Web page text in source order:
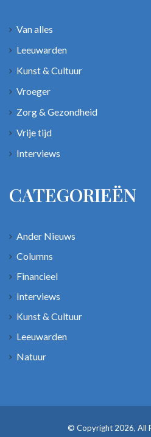
Van alles
Leeuwarden
Kunst & Cultuur
Vroeger
Zorg & Gezondheid
Vrije tijd
Interviews
CATEGORIEËN
Ander Nieuws
Columns
Financieel
Interviews
Kunst & Cultuur
Leeuwarden
Natuur
© Copyright 2026, All